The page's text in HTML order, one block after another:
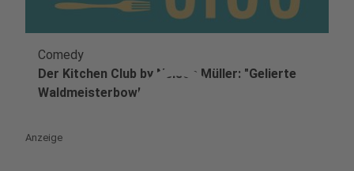
play_circle
Comedy
Der Kitchen Club by Nelson Müller: "Gelierte
Waldmeisterbowl
Anzeige